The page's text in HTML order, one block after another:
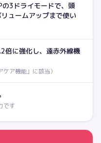
の3ドライモードで、頭
ュームアップまで使い
倍に強化し、遠赤外線機
ケア機能」に該当）
です